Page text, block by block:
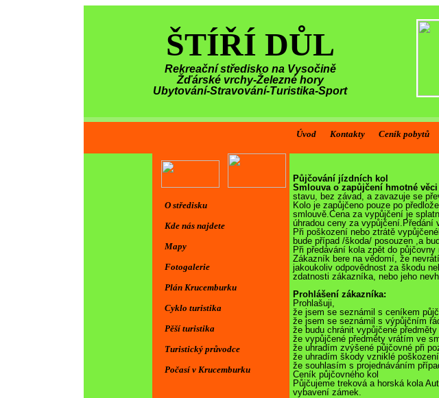
ŠTÍŘÍ DŮL
Rekreační středisko na Vysočině
Žďárské vrchy-Železné hory
Ubytování-Stravování-Turistika-Sport
Úvod Kontakty Ceník pobytů
Půjčování jízdních kol
Smlouva o zapůjčení hmotné věci
stavu, bez závad, a zavazuje se
Kolo je zapůjčeno pouze po
smlouvě.Cena za vypůjčení je
úhradou ceny za vypůjčení.Předání
Při poškození nebo ztrátě
bude případ /škoda/ posouzen ,a
Při předávání kola zpět do
Zákazník bere na vědomí, že
jakoukoliv odpovědnost za škodu
zdatnosti zákazníka, nebo jeho
Prohlášení zákazníka:
Prohlašuji,
že jsem se seznámil s ceníkem
že jsem se seznámil s výpůjčním
že budu chránit vypůjčené
že vypůjčené předměty vrátím ve
že uhradím zvýšené půjčovné při
že uhradím škody vzniklé
že souhlasím s projednáváním
Ceník půjčovného kol
Půjčujeme treková a horská kola
vybavení zámek.
O středisku
Kde nás najdete
Mapy
Fotogalerie
Plán Krucemburku
Cyklo turistika
Pěší turistika
Turistický průvodce
Počasí v Krucemburku